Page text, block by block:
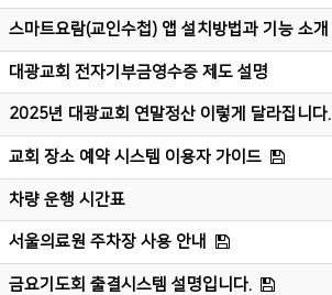
스마트요람(교인수첩) 앱 설치방법과 기능 소개
대광교회 전자기부금영수증 제도 설명
2025년 대광교회 연말정산 이렇게 달라집니다.
교회 장소 예약 시스템 이용자 가이드
차량 운행 시간표
서울의료원 주차장 사용 안내
금요기도회 출결시스템 설명입니다.